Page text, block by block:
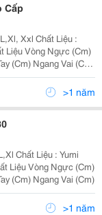
Cấp
>1 năm
Vòng Eo (Cm) Dài Áo (Cm) Dài Tay (Cm) Ngang Vai (Cm)
>1 năm